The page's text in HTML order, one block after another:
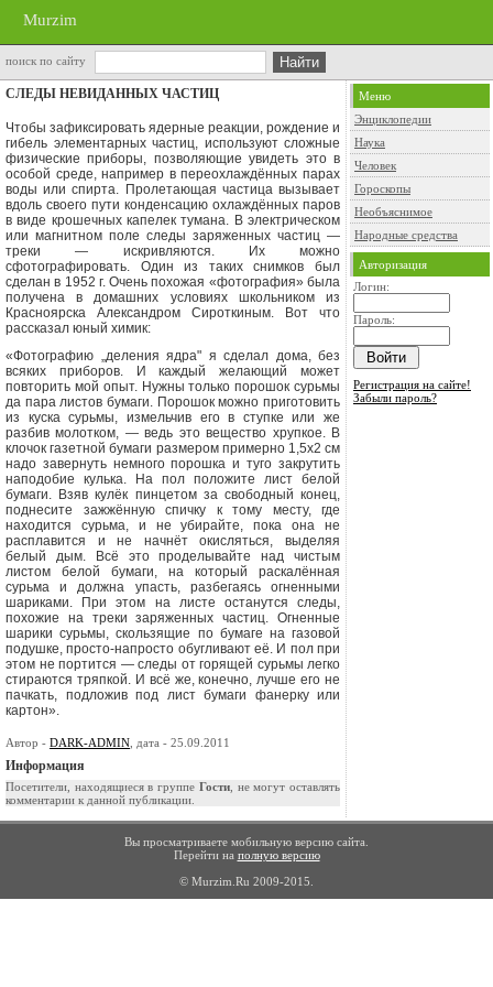
Murzim
поиск по сайту
СЛЕДЫ НЕВИДАННЫХ ЧАСТИЦ
Чтобы зафиксировать ядерные реакции, рождение и
гибель эле­ментарных частиц, используют сложные
физические приборы, позволяющие увидеть это в
особой среде, например в переохла­ждённых парах
воды или спирта. Пролетающая частица вызыва­ет
вдоль своего пути конденсацию охлаждённых паров
в виде кро­шечных капелек тумана. В электрическом
или магнитном поле следы заряженных частиц —
треки — искривляются. Их можно
сфотографировать. Один из таких снимков был
сделан в 1952 г. Очень похожая «фотография» была
получена в домашних условиях школьником из
Красноярска Александром Сироткиным. Вот что
рассказал юный химик:
«Фотографию „деления ядра" я сделал дома, без
всяких при­боров. И каждый желающий может
повторить мой опыт. Нужны только порошок сурьмы
да пара листов бумаги. Порошок мож­но приготовить
из куска сурьмы, измельчив его в ступке или же
разбив молотком, — ведь это вещество хрупкое. В
клочок газет­ной бумаги размером примерно 1,5х2 см
надо завернуть немно­го порошка и туго закрутить
наподобие кулька. На пол положи­те лист белой
бумаги. Взяв кулёк пинцетом за свободный конец,
поднесите зажжённую спичку к тому месту, где
находится сурь­ма, и не убирайте, пока она не
расплавится и не начнёт окислять­ся, выделяя
белый дым. Всё это проделывайте над чистым
листом белой бумаги, на который раскалённая
сурьма и должна упасть, разбегаясь огненными
шариками. При этом на листе останутся следы,
похожие на треки заряженных частиц. Огненные
шарики сурьмы, скользящие по бумаге на газовой
подушке, просто-на­просто обугливают её. И пол при
этом не портится — следы от горящей сурьмы лег­ко
стираются тряпкой. И всё же, конечно, лучше его не
пачкать, подложив под лист бумаги фанерку или
картон».
Автор - DARK-ADMIN , дата - 25.09.2011
Информация
Посетители, находящиеся в группе Гости, не могут оставлять
комментарии к данной публикации.
Меню
Энциклопедии
Наука
Человек
Гороскопы
Необъяснимое
Народные средства
Авторизация
Логин:
Пароль:
Регистрация на сайте!
Забыли пароль?
Вы просматриваете мобильную версию сайта.
Перейти на полную версию
© Murzim.Ru 2009-2015.